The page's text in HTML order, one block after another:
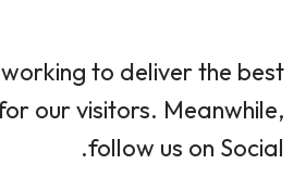
to deliver the best
our visitors. Meanwhile,
follow us on Social.